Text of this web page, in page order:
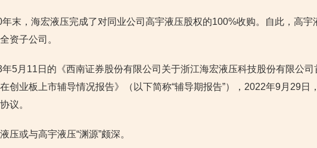
末，海宏液压完成了对同业公司高宇液压股权的100%收购。自此，高宇
资子公司。
5月11日的《西南证券股份有限公司关于浙江海宏液压科技股份有限公司
创业板上市辅导情况报告》（以下简称“辅导期报告”），2022年9月29日
议。
压或与高宇液压“渊源”颇深。